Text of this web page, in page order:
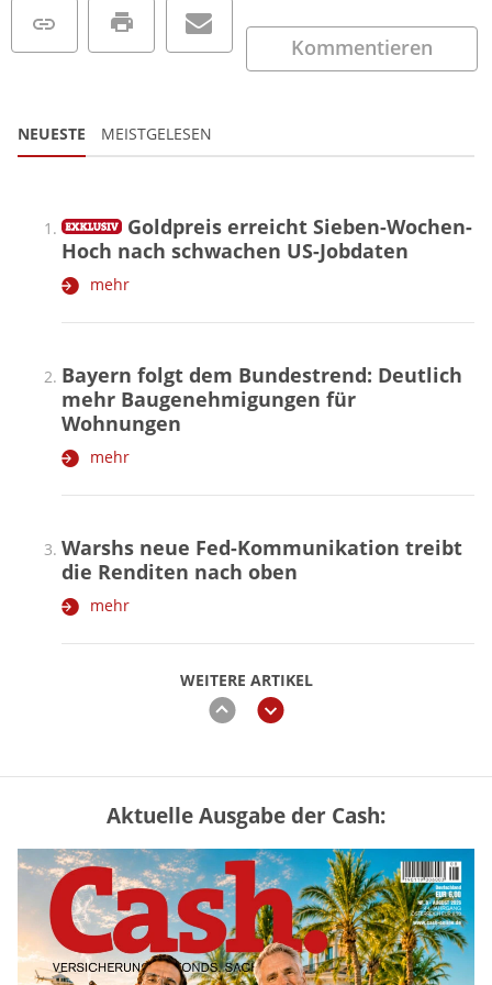
Kommentieren
NEUESTE MEISTGELESEN
WEITERE ARTIKEL
zurückweiter
Goldpreis erreicht Sieben-Wochen-
Hoch nach schwachen US-Jobdaten
mehr
Bayern folgt dem Bundestrend: Deutlich
mehr Baugenehmigungen für
Wohnungen
mehr
Warshs neue Fed-Kommunikation treibt
die Renditen nach oben
mehr
Vermieter-Zutritt: Wann Mieter
die Wohnung öffnen müssen
mehr
Mütterrente III Tabelle: So viel Renten-
Aktuelle Ausgabe der Cash: